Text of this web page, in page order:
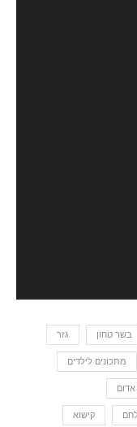
בשר טחון גזר
מתכונים לילדים
קישוא